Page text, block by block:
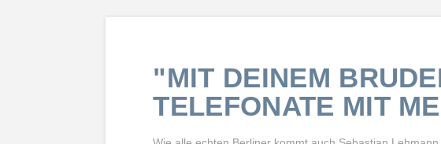
"MIT DEINEM
TELEFONATE MIT